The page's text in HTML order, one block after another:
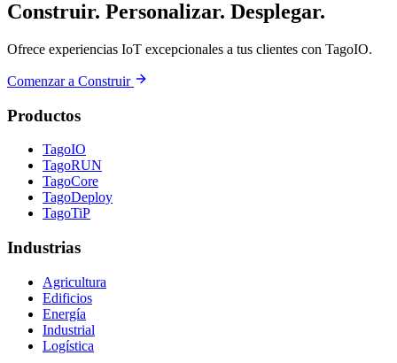
Construir. Personalizar. Desplegar.
Ofrece experiencias IoT excepcionales a tus clientes con TagoIO.
Comenzar a Construir
Productos
TagoIO
TagoRUN
TagoCore
TagoDeploy
TagoTiP
Industrias
Agricultura
Edificios
Energía
Industrial
Logística